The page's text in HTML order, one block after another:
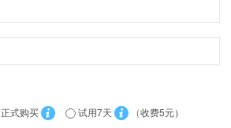
式购买 试用7天 （收费5元）